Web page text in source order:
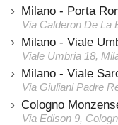
Milano - Porta
Via Calderon De La
Milano - Viale
Viale Umbria 18,
Milano - Viale
Via Giuliani Padre
Cologno
Via Edison 9,